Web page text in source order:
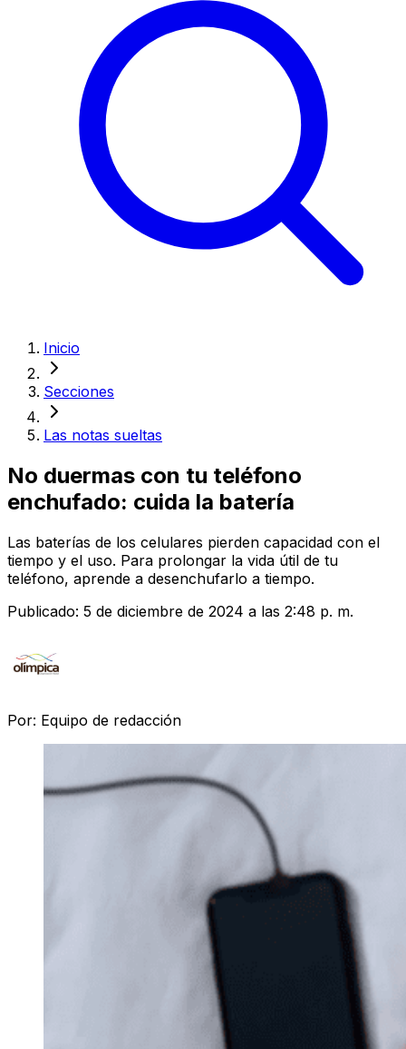
Inicio
Secciones
Las notas sueltas
No duermas con tu teléfono
enchufado: cuida la batería
Las baterías de los celulares pierden capacidad con el
tiempo y el uso. Para prolongar la vida útil de tu
teléfono, aprende a desenchufarlo a tiempo.
Publicado: 5 de diciembre de 2024 a las 2:48 p. m.
Por: Equipo de redacción